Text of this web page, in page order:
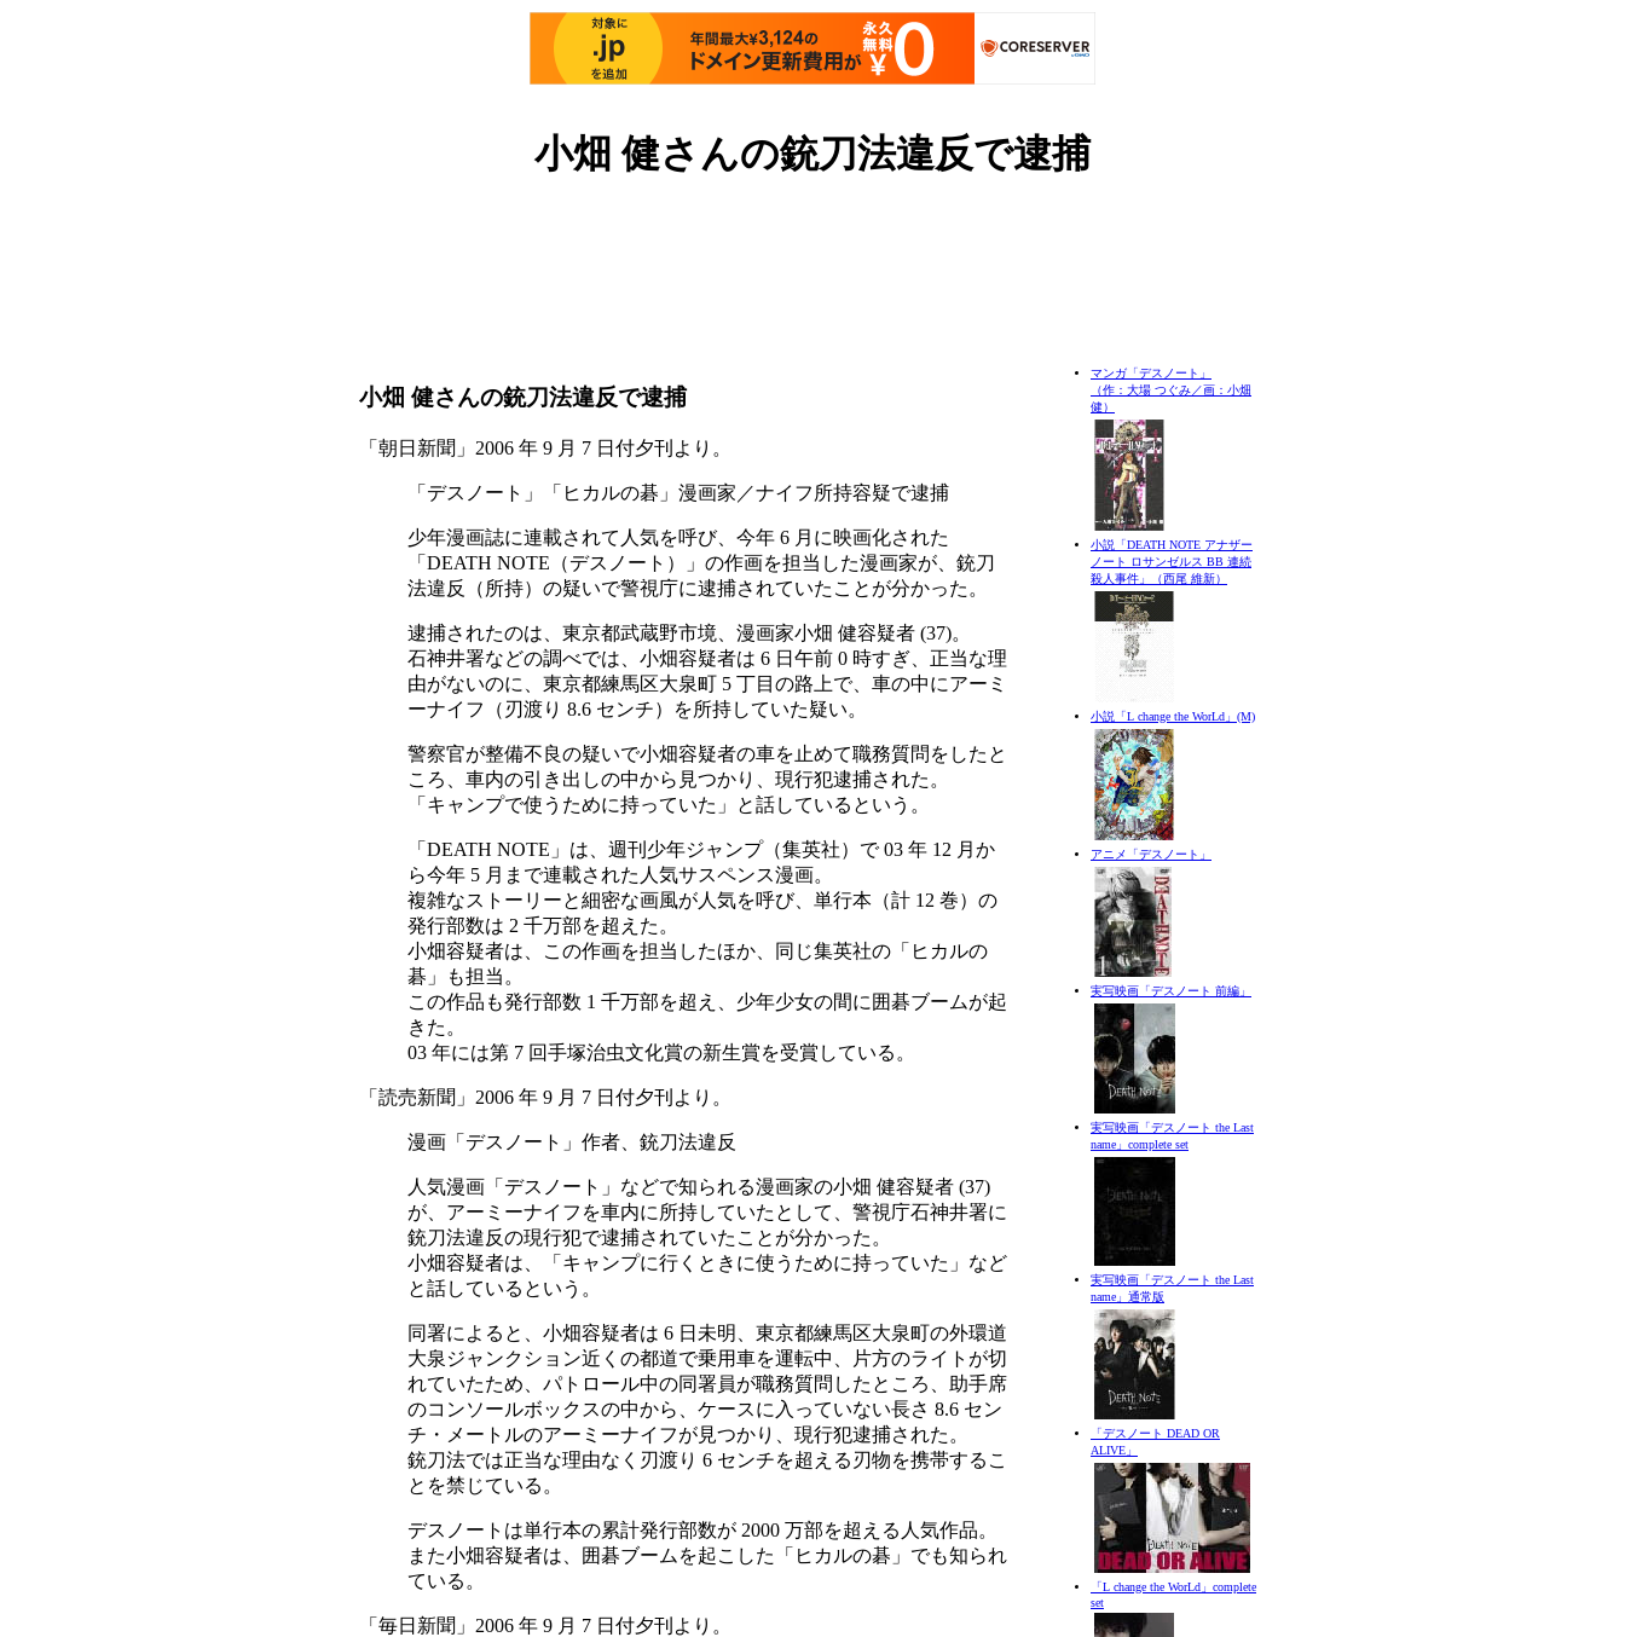
小畑 健さんの銃刀法違反で逮捕
小畑 健さんの銃刀法違反で逮捕
「朝日新聞」2006 年 9 月 7 日付夕刊より。
「デスノート」「ヒカルの碁」漫画家／ナイフ所持容疑で逮捕
少年漫画誌に連載されて人気を呼び、今年 6 月に映画化された
「DEATH NOTE（デスノート）」の作画を担当した漫画家が、銃刀
法違反（所持）の疑いで警視庁に逮捕されていたことが分かった。
逮捕されたのは、東京都武蔵野市境、漫画家小畑 健容疑者 (37)。
石神井署などの調べでは、小畑容疑者は 6 日午前 0 時すぎ、正当な理
由がないのに、東京都練馬区大泉町 5 丁目の路上で、車の中にアーミ
ーナイフ（刃渡り 8.6 センチ）を所持していた疑い。
警察官が整備不良の疑いで小畑容疑者の車を止めて職務質問をしたと
ころ、車内の引き出しの中から見つかり、現行犯逮捕された。
「キャンプで使うために持っていた」と話しているという。
「DEATH NOTE」は、週刊少年ジャンプ（集英社）で 03 年 12 月か
ら今年 5 月まで連載された人気サスペンス漫画。
複雑なストーリーと細密な画風が人気を呼び、単行本（計 12 巻）の
発行部数は 2 千万部を超えた。
小畑容疑者は、この作画を担当したほか、同じ集英社の「ヒカルの
碁」も担当。
この作品も発行部数 1 千万部を超え、少年少女の間に囲碁ブームが起
きた。
03 年には第 7 回手塚治虫文化賞の新生賞を受賞している。
「読売新聞」2006 年 9 月 7 日付夕刊より。
漫画「デスノート」作者、銃刀法違反
人気漫画「デスノート」などで知られる漫画家の小畑 健容疑者 (37)
が、アーミーナイフを車内に所持していたとして、警視庁石神井署に
銃刀法違反の現行犯で逮捕されていたことが分かった。
小畑容疑者は、「キャンプに行くときに使うために持っていた」など
と話しているという。
同署によると、小畑容疑者は 6 日未明、東京都練馬区大泉町の外環道
大泉ジャンクション近くの都道で乗用車を運転中、片方のライトが切
れていたため、パトロール中の同署員が職務質問したところ、助手席
のコンソールボックスの中から、ケースに入っていない長さ 8.6 セン
チ・メートルのアーミーナイフが見つかり、現行犯逮捕された。
銃刀法では正当な理由なく刃渡り 6 センチを超える刃物を携帯するこ
とを禁じている。
デスノートは単行本の累計発行部数が 2000 万部を超える人気作品。
また小畑容疑者は、囲碁ブームを起こした「ヒカルの碁」でも知られ
ている。
「毎日新聞」2006 年 9 月 7 日付夕刊より。
マンガ「デスノート」
（作：大場 つぐみ／画：小畑
健）
小説「DEATH NOTE アナザー
ノート ロサンゼルス BB 連続
殺人事件」（西尾 維新）
小説「L change the WorLd」(M)
アニメ「デスノート」
実写映画「デスノート 前編」
実写映画「デスノート the Last
name」complete set
実写映画「デスノート the Last
name」通常版
「デスノート DEAD OR
ALIVE」
「L change the WorLd」complete
set